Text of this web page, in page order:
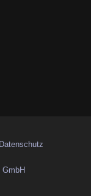
Datenschutz